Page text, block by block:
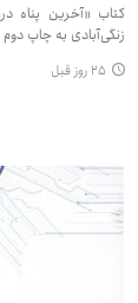
کتاب «آخرین پناه
زنگی‌آبادی به چاپ
۲۵ روز قبل